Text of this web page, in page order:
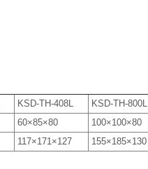
KSD-TH-408L KSD-TH-800L
60×85×80 100×100×80
117×171×127 155×185×130